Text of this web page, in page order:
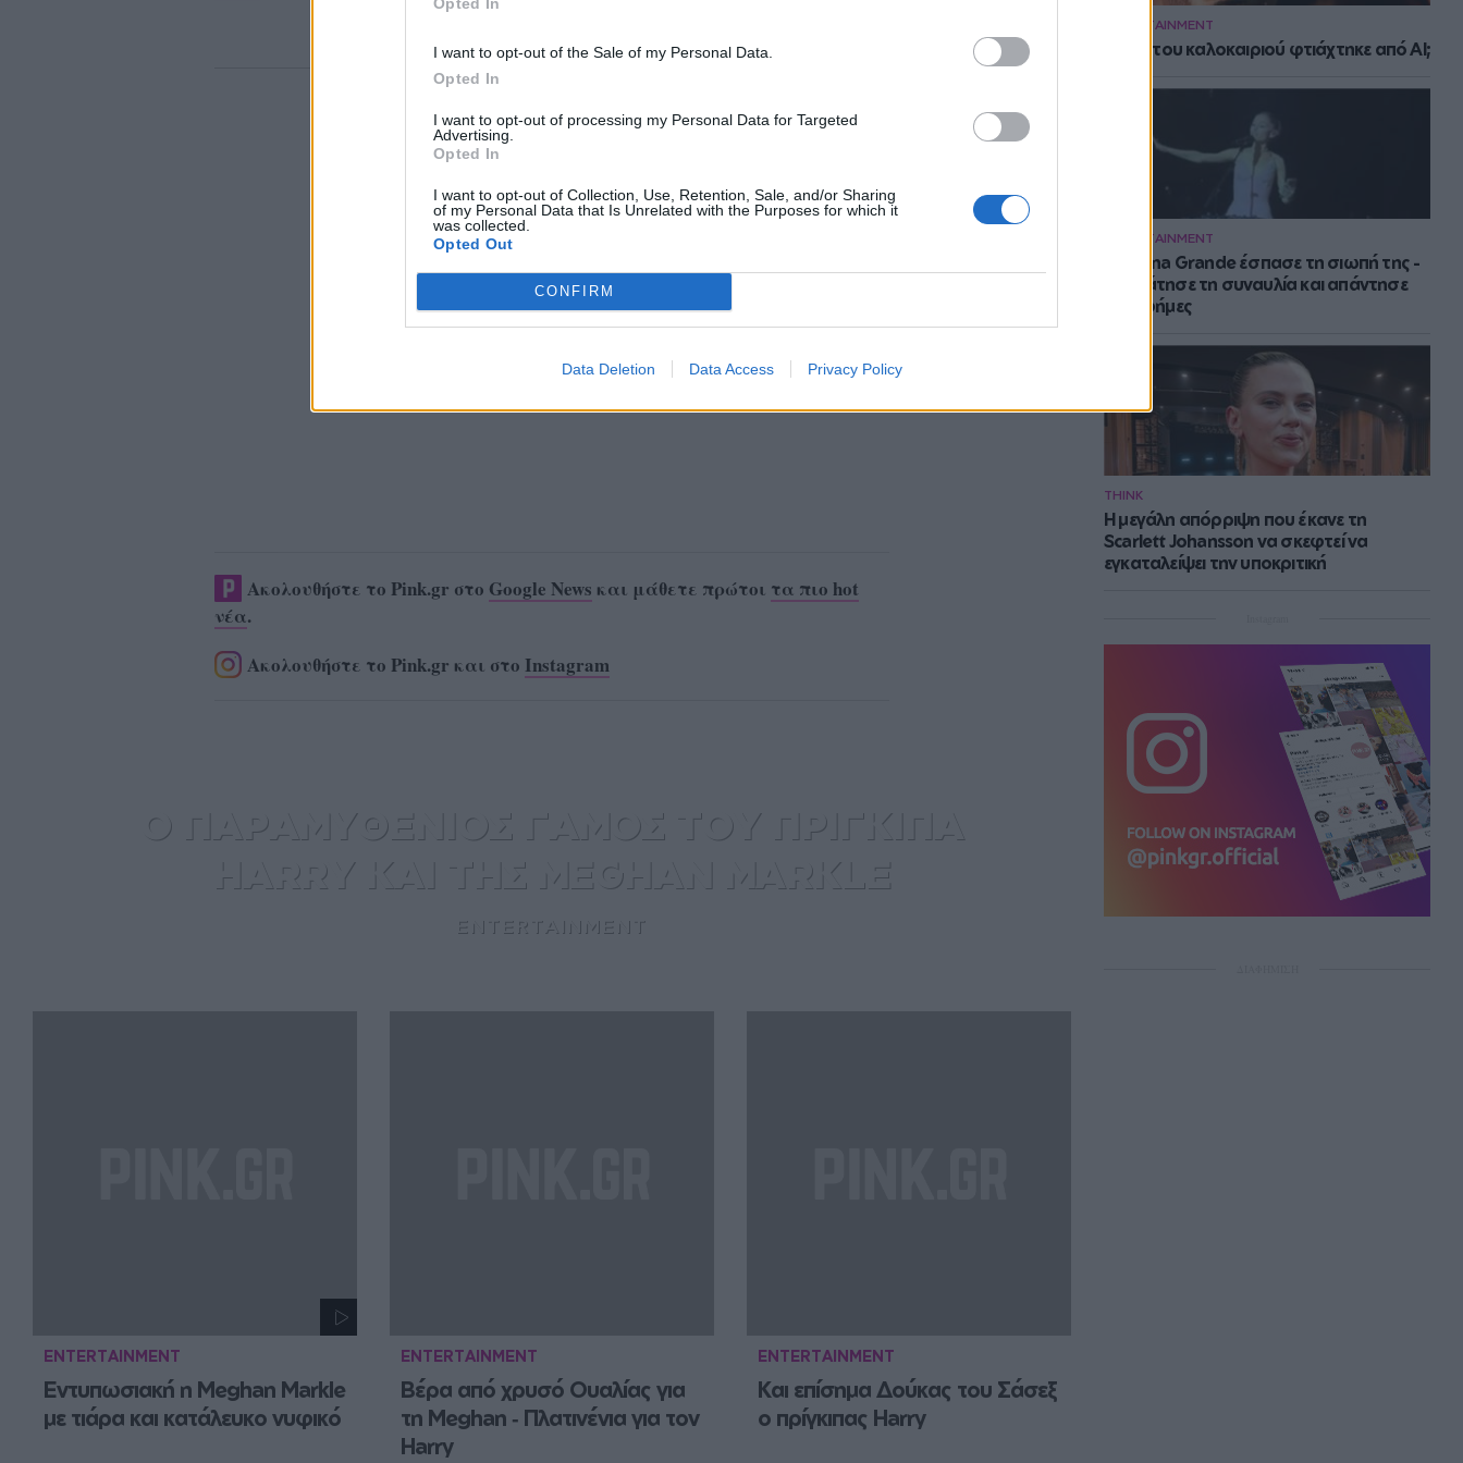
I want to opt-out of the Sale of my Personal Data.
Opted In
I want to opt-out of processing my Personal Data for Targeted
Advertising.
Opted In
I want to opt-out of Collection, Use, Retention, Sale, and/or Sharing
of my Personal Data that Is Unrelated with the Purposes for which it
was collected.
Opted Out
CONFIRM
Data Deletion Data Access Privacy Policy
ENTERTAINMENT
Το hit του καλοκαιριού φτιάχτηκε από AI;
ENTERTAINMENT
H Ariana Grande έσπασε τη σιωπή της -
Σταμάτησε τη συναυλία και απάντησε
στις φήμες
THINK
Η μεγάλη απόρριψη που έκανε τη
Scarlett Johansson να σκεφτεί να
εγκαταλείψει την υποκριτική
Ακολουθήστε το Pink.gr στο Google News και μάθετε πρώτοι τα πιο hot
νέα.
Ακολουθήστε το Pink.gr και στο Instagram
Ο ΠΑΡΑΜΥΘΕΝΙΟΣ ΓΑΜΟΣ ΤΟΥ ΠΡΙΓΚΙΠΑ
HARRY ΚΑΙ ΤΗΣ MEGHAN MARKLE
ENTERTAINMENT
ENTERTAINMENT
Εντυπωσιακή η Meghan Markle
με τιάρα και κατάλευκο νυφικό
ENTERTAINMENT
Βέρα από χρυσό Ουαλίας για
τη Meghan ‑ Πλατινένια για τον
Harry
ENTERTAINMENT
Και επίσημα Δούκας του Σάσεξ
ο πρίγκιπας Harry